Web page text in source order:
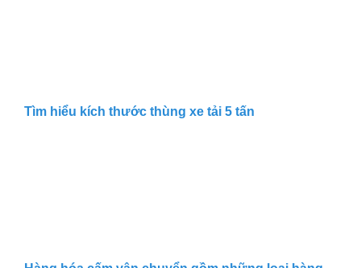
Tìm hiểu kích thước thùng xe tải 5 tấn